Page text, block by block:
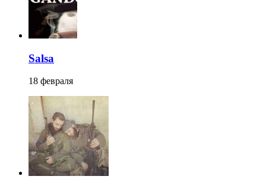
Salsa
18 февраля